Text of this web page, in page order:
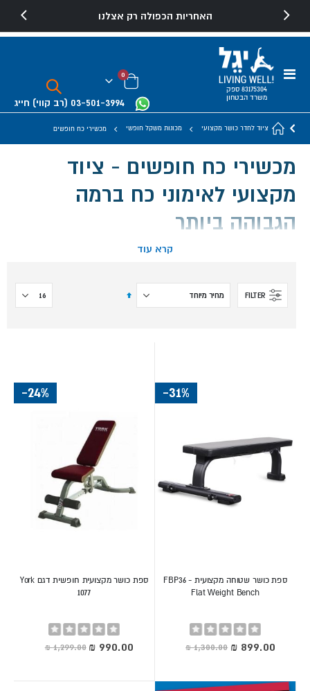
האחריות הכפולה רק אצלנו
Toggle
83175304 ספק
משרד הבטחון
03-501-3994 (רב קווי) חייג
Cart
0פריטים
ציוד לחדר כושר מקצועי מכונות משקל חופשי מכשירי כח חופשים
מכשירי כח חופשים - ציוד
מקצועי לאימוני כח ברמה
הגבוהה ביותר
אימון משקל חופשי עם מנגנון מודרך חלקית שמבטיח ביצוע
בטוח ונכון.
קרא עוד
FILTER
הגדר
-31%
ספת כושר שטוחה מקצועית - FBP36
Flat Weight Bench
Rating:
0%מחיר
מיוחד
-24%
ספת כושר מקצועית חופשית דגם York
1077
Rating:
0%
‏1,299.00 ₪ מחיר
מיוחד